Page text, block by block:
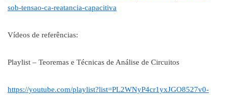
sob-tensao-ca-reatancia-capacitiva
Vídeos de referências:
Playlist – Teoremas e Técnicas de Análise de Circuitos
https://youtube.com/playlist?list=PL2WNyP4cr1yxJGO8527v0-